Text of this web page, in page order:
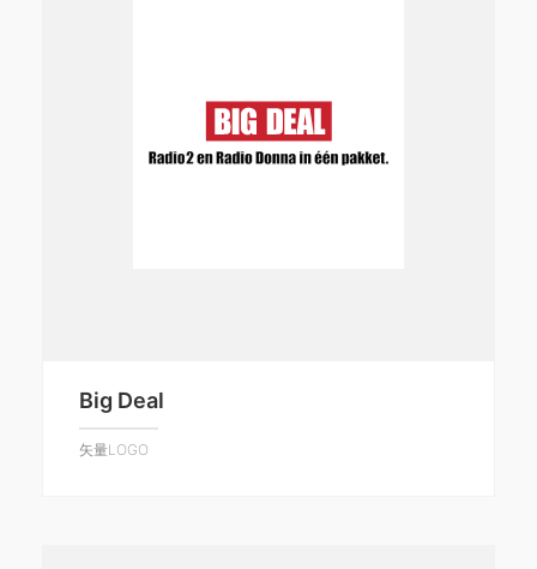
Big Deal
矢量LOGO